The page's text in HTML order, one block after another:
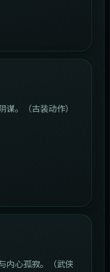
。（古装动作）
内心孤寂。（武侠